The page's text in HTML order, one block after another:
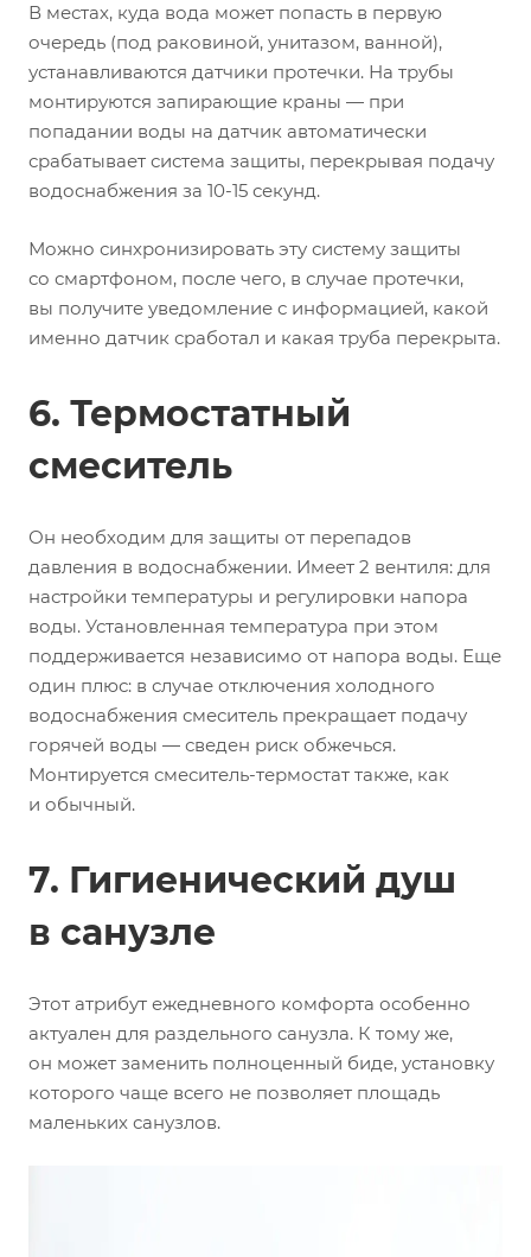
В местах, куда вода может попасть в первую
очередь (под раковиной, унитазом, ванной),
устанавливаются датчики протечки. На трубы
монтируются запирающие краны — при
попадании воды на датчик автоматически
срабатывает система защиты, перекрывая подачу
водоснабжения за 10-15 секунд.
Можно синхронизировать эту систему защиты
со смартфоном, после чего, в случае протечки,
вы получите уведомление с информацией, какой
именно датчик сработал и какая труба перекрыта.
6. Термостатный
смеситель
Он необходим для защиты от перепадов
давления в водоснабжении. Имеет 2 вентиля: для
настройки температуры и регулировки напора
воды. Установленная температура при этом
поддерживается независимо от напора воды. Еще
один плюс: в случае отключения холодного
водоснабжения смеситель прекращает подачу
горячей воды — сведен риск обжечься.
Монтируется смеситель-термостат также, как
и обычный.
7. Гигиенический душ
в санузле
Этот атрибут ежедневного комфорта особенно
актуален для раздельного санузла. К тому же,
он может заменить полноценный биде, установку
которого чаще всего не позволяет площадь
маленьких санузлов.